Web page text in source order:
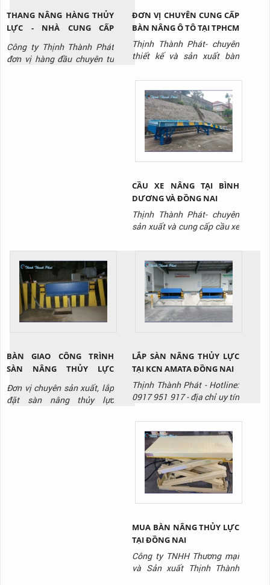
THANG NÂNG HÀNG THỦY
LỰC - NHÀ CUNG CẤP
CHẤT LƯỢNG
Công ty Thịnh Thành Phát
đơn vị hàng đầu chuyên tư
ĐƠN VỊ CHUYÊN CUNG CẤP
BÀN NÂNG Ô TÔ TẠI TPHCM
Thịnh Thành Phát- chuyên
thiết kế và sản xuất bàn
giá tốt nhất thị trường, liên
hệ ngay Hotline: 0917 951
917 để được tư vấn và báo
giá.
CẦU XE NÂNG TẠI BÌNH
DƯƠNG VÀ ĐỒNG NAI
Thịnh Thành Phát- chuyên
sản xuất và cung cấp cầu xe
giá tốt nhất thị trường, liên
hệ ngay Hotline: 0917 951
917 để được tư vấn và báo
giá sản phẩm.
BÀN GIAO CÔNG TRÌNH
SÀN NÂNG THỦY LỰC
HYDRAULIC DOCK LEVELER
TẠI KCN BIÊN HÒA ĐỒNG
NAI
Đơn vị chuyên sản xuất, lắp
đặt sàn nâng thủy lực
LẮP SÀN NÂNG THỦY LỰC
TẠI KCN AMATA ĐỒNG NAI
Thịnh Thành Phát - Hotline:
0917 951 917 - địa chỉ uy tín
sàn nâng thủy lưc.
MUA BÀN NÂNG THỦY LỰC
TẠI ĐỒNG NAI
Công ty TNHH Thương mại
và Sản xuất Thịnh Thành